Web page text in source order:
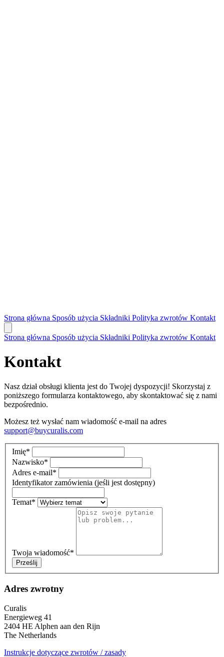
Strona główna Sposób użycia Składniki Polityka zwrotów Kontakt
Strona główna Sposób użycia Składniki Polityka zwrotów Kontakt
Kontakt
Nasz dział obsługi klienta jest do Twojej dyspozycji! Skorzystaj z
poniższego formularza kontaktowego, aby skontaktować się z nami
bezpośrednio.
Możesz też wysłać nam wiadomość e-mail na adres
support@buycuralis.com
Imię*
Nazwisko*
Adres e-mail*
Identyfikator zamówienia (jeśli jest dostępny)
Temat*
Twoja wiadomość*
Prześlij
Adres zwrotny
Curalis
Energieweg 41
2404 HE Alphen aan den Rijn
The Netherlands
Instrukcje dotyczące zwrotów / zasady